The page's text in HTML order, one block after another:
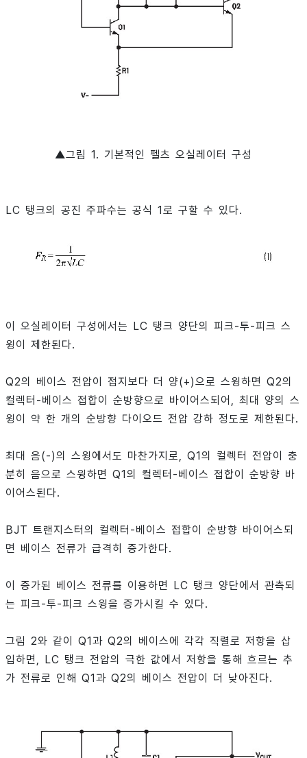
▲그림 1. 기본적인 펠츠 오실레이터 구성
LC 탱크의 공진 주파수는 공식 1로 구할 수 있다.
이 오실레이터 구성에서는 LC 탱크 양단의 피크-투-피크 스
윙이 제한된다.
Q2의 베이스 전압이 접지보다 더 양(+)으로 스윙하면 Q2의
컬렉터-베이스 접합이 순방향으로 바이어스되어, 최대 양의 스
윙이 약 한 개의 순방향 다이오드 전압 강하 정도로 제한된다.
최대 음(-)의 스윙에서도 마찬가지로, Q1의 컬렉터 전압이 충
분히 음으로 스윙하면 Q1의 컬렉터-베이스 접합이 순방향 바
이어스된다.
BJT 트랜지스터의 컬렉터-베이스 접합이 순방향 바이어스되
면 베이스 전류가 급격히 증가한다.
이 증가된 베이스 전류를 이용하면 LC 탱크 양단에서 관측되
는 피크-투-피크 스윙을 증가시킬 수 있다.
그림 2와 같이 Q1과 Q2의 베이스에 각각 직렬로 저항을 삽
입하면, LC 탱크 전압의 극한 값에서 저항을 통해 흐르는 추
가 전류로 인해 Q1과 Q2의 베이스 전압이 더 낮아진다.